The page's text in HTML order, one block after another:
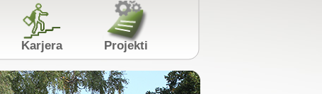
Karjera Projekti